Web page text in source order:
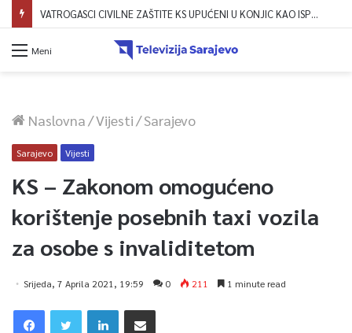
Meni
Naslovna/Vijesti/Sarajevo
Sarajevo Vijesti
KS – Zakonom omogućeno
korištenje posebnih taxi vozila
za osobe s invaliditetom
Srijeda, 7 Aprila 2021, 19:59 0 211 1 minute read